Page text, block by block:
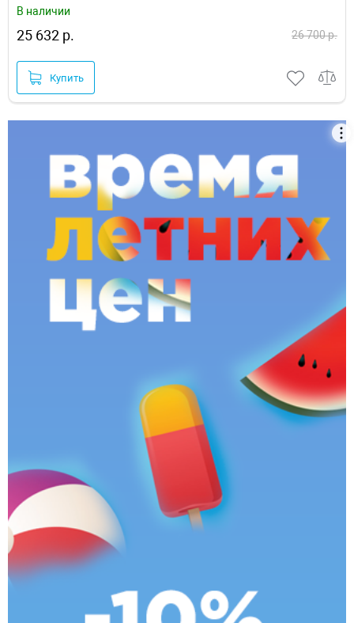
В наличии
25 632 р. 26 700 р.
Купить